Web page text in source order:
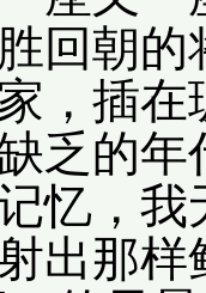
回朝
，插
乏的
忆，
出那